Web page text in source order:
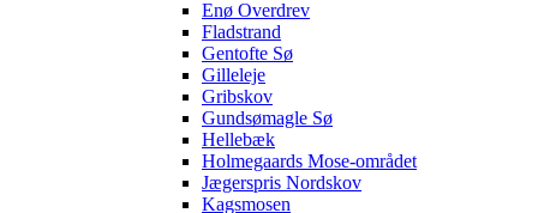
Enø Overdrev
Fladstrand
Gentofte Sø
Gilleleje
Gribskov
Gundsømagle Sø
Hellebæk
Holmegaards Mose-området
Jægerspris Nordskov
Kagsmosen